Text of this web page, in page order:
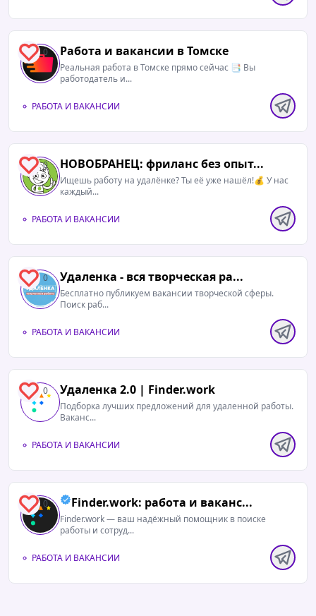
0 Работа и вакансии в Томске
Реальная работа в Томске прямо сейчас 📑 Вы
работодатель и...
РАБОТА И ВАКАНСИИ
0 НОВОБРАНЕЦ: фриланс без опыт...
Ищешь работу на удалёнке? Ты её уже нашёл!💰 У нас
каждый...
РАБОТА И ВАКАНСИИ
0 Удаленка - вся творческая ра...
Бесплатно публикуем вакансии творческой сферы.
Поиск раб...
РАБОТА И ВАКАНСИИ
0 Удаленка 2.0 | Finder.work
Подборка лучших предложений для удаленной работы.
Ваканс...
РАБОТА И ВАКАНСИИ
0 Finder.work: работа и ваканс...
Finder.work — ваш надёжный помощник в поиске
работы и сотруд...
РАБОТА И ВАКАНСИИ